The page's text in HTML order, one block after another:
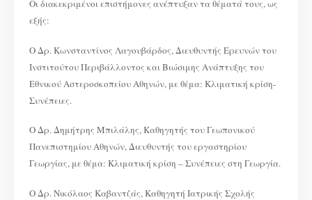
Οι διακεκριμένοι επιστήμονες ανέπτυξαν τα θέματά τους, ως
εξής:
Ο Δρ. Κωνσταντίνος Λαγουβάρδος, Διευθυντής Ερευνών του
Ινστιτούτου Περιβάλλοντος και Βιώσιμης Ανάπτυξης του
Εθνικού Αστεροσκοπείου Αθηνών, με θέμα: Κλιματική κρίση-
Συνέπειες.
Ο Δρ. Δημήτρης Μπιλάλης, Καθηγητής του Γεωπονικού
Πανεπιστημίου Αθηνών, Διευθυντής του εργαστηρίου
Γεωργίας, με θέμα: Κλιματική κρίση – Συνέπειες στη Γεωργία.
Ο Δρ. Νικόλαος Καβαντζάς, Καθηγητή Ιατρικής Σχολής